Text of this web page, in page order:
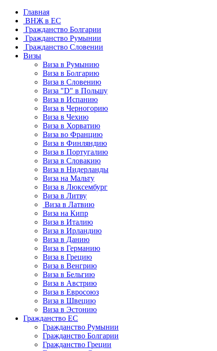
Главная
ВНЖ в ЕС
Гражданство Болгарии
Гражданство Румынии
Гражданство Словении
Визы
Виза в Румынию
Виза в Болгарию
Виза в Словению
Виза "D" в Польшу
Виза в Испанию
Виза в Черногорию
Виза в Чехию
Виза в Хорватию
Виза во Францию
Виза в Финляндию
Виза в Португалию
Виза в Словакию
Виза в Нидерланды
Виза на Мальту
Виза в Люксембург
Виза в Литву
Виза в Латвию
Виза на Кипр
Виза в Италию
Виза в Ирландию
Виза в Данию
Виза в Германию
Виза в Грецию
Виза в Венгрию
Виза в Бельгию
Виза в Австрию
Виза в Евросоюз
Виза в Швецию
Виза в Эстонию
Гражданство ЕС
Гражданство Румынии
Гражданство Болгарии
Гражданство Греции